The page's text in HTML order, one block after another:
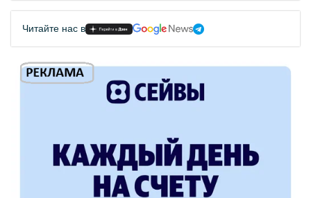
Читайте нас в